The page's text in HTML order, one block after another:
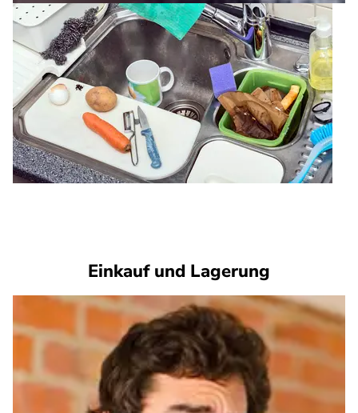
Einkauf und Lagerung